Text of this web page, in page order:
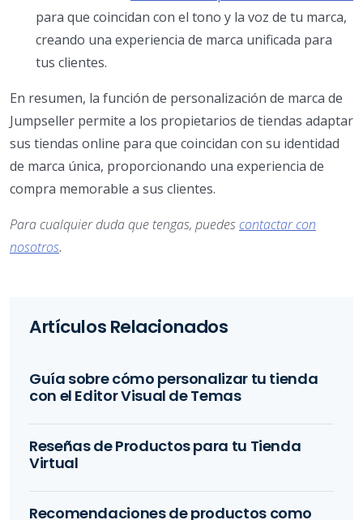
para que coincidan con el tono y la voz de tu marca,
creando una experiencia de marca unificada para
tus clientes.
En resumen, la función de personalización de marca de
Jumpseller permite a los propietarios de tiendas adaptar
sus tiendas online para que coincidan con su identidad
de marca única, proporcionando una experiencia de
compra memorable a sus clientes.
Para cualquier duda que tengas, puedescontactar con
nosotros.
Artículos Relacionados
Guía sobre cómo personalizar tu tienda
con el Editor Visual de Temas
Reseñas de Productos para tu Tienda
Virtual
Recomendaciones de productos como